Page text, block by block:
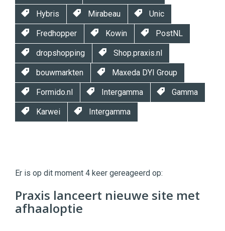
Hybris Mirabeau Unic
Fredhopper Kowin PostNL
dropshopping Shop.praxis.nl
bouwmarkten Maxeda DYI Group
Formido.nl Intergamma Gamma
Karwei Intergamma
|
Digital
Commerce https://twinklemagazine.nl
9654
Er is op dit moment 4 keer gereageerd op:
Praxis lanceert nieuwe site met
afhaaloptie